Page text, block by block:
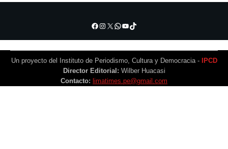
Facebook
Instagram
X WhatsApp
YouTube
TikTok
Un proyecto del Instituto de Periodismo, Cultura y Democracia - IPCD
Director Editorial: Wilber Huacasi
Contacto: limatimes.pe@gmail.com